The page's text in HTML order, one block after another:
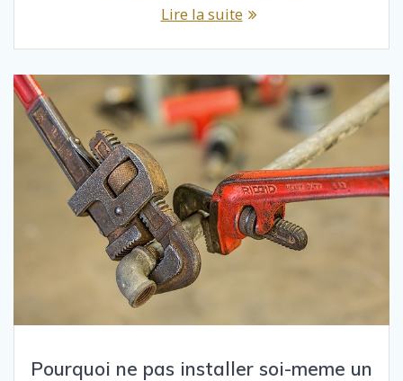
Lire la suite
Pourquoi ne pas installer soi-meme un